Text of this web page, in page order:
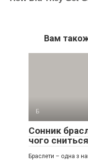
Вам
Б
Сонник
чого
Браслети – одна з